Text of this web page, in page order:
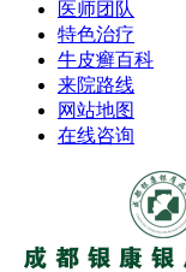
医师团队
特色治疗
牛皮癣百科
来院路线
网站地图
在线咨询